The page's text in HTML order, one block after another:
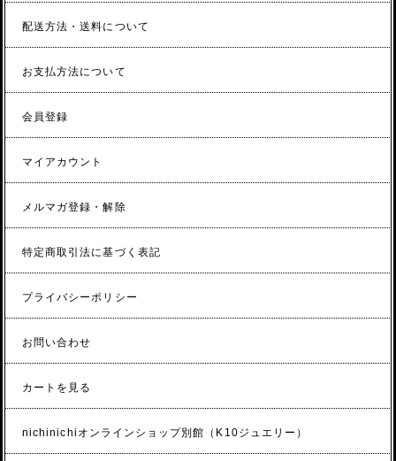
配送方法・送料について
お支払方法について
会員登録
マイアカウント
メルマガ登録・解除
特定商取引法に基づく表記
プライバシーポリシー
お問い合わせ
カートを見る
nichinichiオンラインショップ別館（K10ジュエリー）